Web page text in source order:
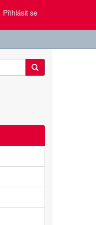
Přihlásit se